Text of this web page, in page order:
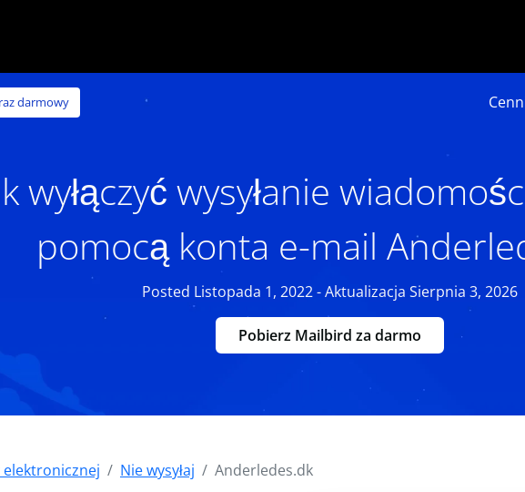
darmowy
wyłączyć wysyłanie
pomocą konta e-mail
Posted Listopada 1, 2022 - Aktualizacja Sierpnia 3, 2026
Pobierz Mailbird za darmo
elektronicznej Nie wysyłaj Anderledes.dk